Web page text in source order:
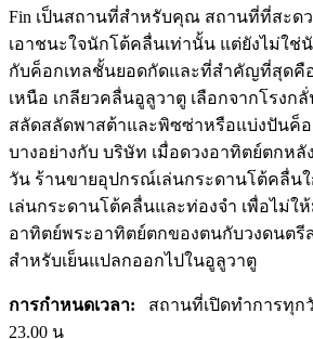
Fin เป็นสถานที่สำหรับคุณ สถานที่ที่สะดว
เอาชนะใจนักโต้คลื่นเท่านั้น แต่ยังไม่ใ
กับค็อกเทลชั้นยอดกัดและที่สำคัญที่สุดคื
เหนือ เกลียวคลื่นอูลูวาตู เลือกจากโรงก
สลัดสลัดพาสต้าและพิซซ่าหรือแบ่งปันค็อ
บางอย่างกับ บริษัท เมื่อดวงอาทิตย์ตกหลั
วัน ร้านขายอุปกรณ์เล่นกระดานโต้คลื่น
เล่นกระดานโต้คลื่นและท่องจำ เพื่อไม่ใ
อาทิตย์พระอาทิตย์ตกของตนกับวงดนตรี
สำหรับเย็นแปลกออกไปในอูลูวาตู
การกำหนดเวลา:
สถานที่เปิดทำการทุก
23.00 น